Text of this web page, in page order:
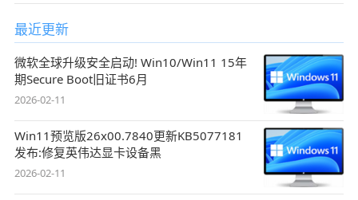
最近更新
微软全球升级安全启动! Win10/Win11 15年
期Secure Boot旧证书6月
2026-02-11
Win11预览版26x00.7840更新KB5077181
发布:修复英伟达显卡设备黑
2026-02-11